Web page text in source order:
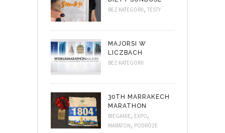
BEZ KATEGORII, TESTY
MAJORSI W
LICZBACH
BEZ KATEGORII
30TH MARRAKECH
MARATHON
BIEGANIE, EXPO,
MARATON, PODRÓŻE